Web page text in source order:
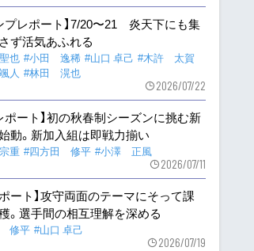
プレポート】7/20〜21 炎天下にも集
ず活気あふれる
也 #小田 逸稀 #山口 卓己 #木許 太賀
人 #林田 滉也
2026/07/22
ポート】初の秋春制シーズンに挑む新
動。新加入組は即戦力揃い
重 #四方田 修平 #小澤 正風
2026/07/11
ポート】攻守両面のテーマにそって課
。選手間の相互理解を深める
修平 #山口 卓己
2026/07/19